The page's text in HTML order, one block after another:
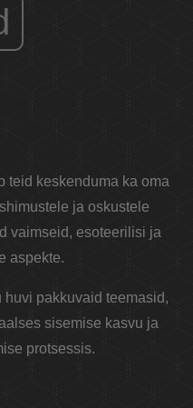
teid keskenduma ka oma
ja oskustele
vaimseid, esoteerilisi ja
aspekte.
pakkuvaid teemasid,
sisemise kasvu ja
protsessis.